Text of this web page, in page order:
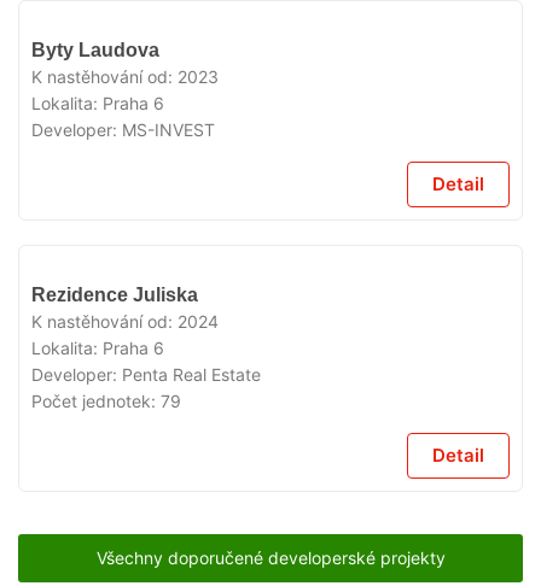
Byty Laudova
K nastěhování od: 2023
Lokalita: Praha 6
Developer: MS-INVEST
Detail
Rezidence Juliska
K nastěhování od: 2024
Lokalita: Praha 6
Developer: Penta Real Estate
Počet jednotek: 79
Detail
Všechny doporučené developerské projekty